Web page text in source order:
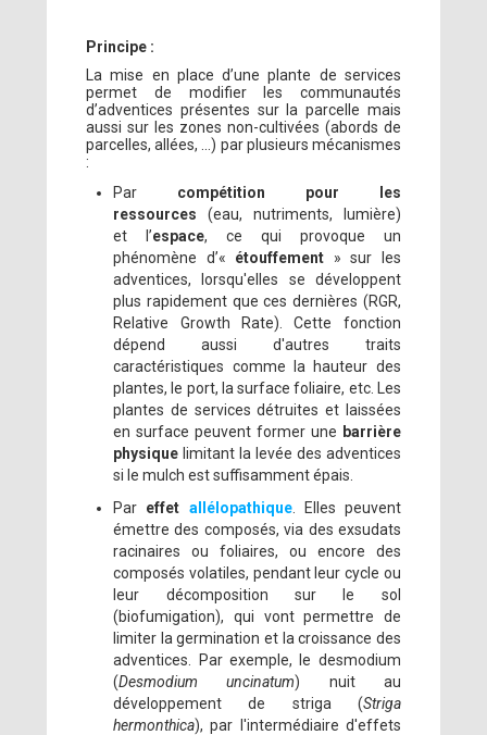
Principe :
La mise en place d’une plante de services
permet de modifier les communautés
d’adventices présentes sur la parcelle mais
aussi sur les zones non-cultivées (abords de
parcelles, allées, …) par plusieurs mécanismes
:
Par compétition pour les
ressources (eau, nutriments, lumière)
et l’espace, ce qui provoque un
phénomène d’« étouffement » sur les
adventices, lorsqu'elles se développent
plus rapidement que ces dernières (RGR,
Relative Growth Rate). Cette fonction
dépend aussi d'autres traits
caractéristiques comme la hauteur des
plantes, le port, la surface foliaire, etc. Les
plantes de services détruites et laissées
en surface peuvent former une barrière
physique limitant la levée des adventices
si le mulch est suffisamment épais.
Par effet allélopathique. Elles peuvent
émettre des composés, via des exsudats
racinaires ou foliaires, ou encore des
composés volatiles, pendant leur cycle ou
leur décomposition sur le sol
(biofumigation), qui vont permettre de
limiter la germination et la croissance des
adventices. Par exemple, le desmodium
(Desmodium uncinatum) nuit au
développement de striga (Striga
hermonthica), par l'intermédiaire d'effets